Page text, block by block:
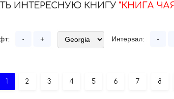
ИНТЕРЕСНУЮ КНИГУ "КНИГА
- + Интервал: -
1 2 3 4 5 6 7 8